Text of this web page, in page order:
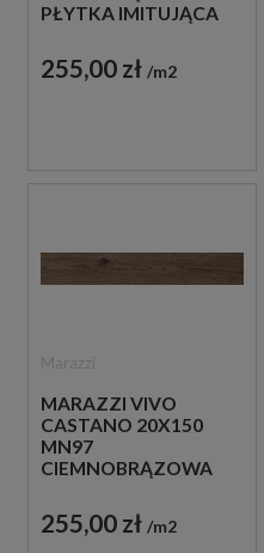
PŁYTKA IMITUJĄCA
255,00 zł m2
MARAZZI VIVO
CASTANO 20X150
MN97
CIEMNOBRĄZOWA
DREWNO
255,00 zł m2